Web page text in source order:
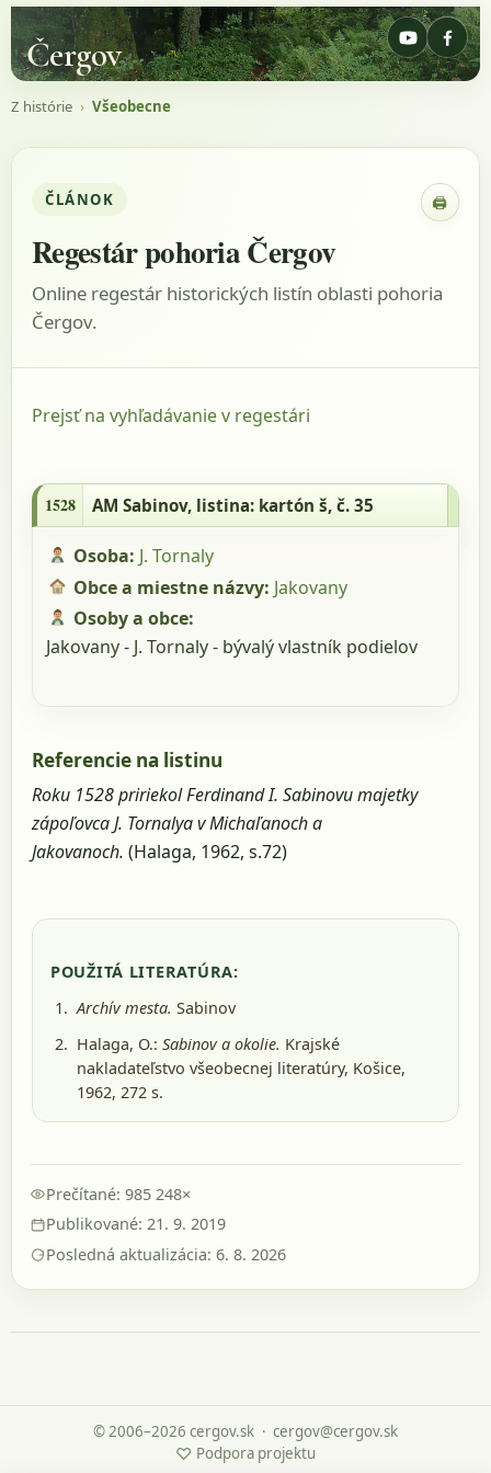
Čergov
Z histórie › Všeobecne
ČLÁNOK 🖨
Regestár pohoria Čergov
Online regestár historických listín oblasti pohoria
Čergov.
Prejsť na vyhľadávanie v regestári
1528 AM Sabinov, listina: kartón š, č. 35
Osoba: J. Tornaly
Obce a miestne názvy: Jakovany
Osoby a obce:
Jakovany - J. Tornaly - bývalý vlastník podielov
Referencie na listinu
Roku 1528 pririekol Ferdinand I. Sabinovu majetky
zápoľovca J. Tornalya v Michaľanoch a
Jakovanoch. (Halaga, 1962, s.72)
POUŽITÁ LITERATÚRA:
Archív mesta. Sabinov
Halaga, O.: Sabinov a okolie. Krajské
nakladateľstvo všeobecnej literatúry, Košice,
1962, 272 s.
Prečítané: 985 248×
Publikované: 21. 9. 2019
Posledná aktualizácia: 6. 8. 2026
© 2006–2026 cergov.sk
♡ Podpora projektu
· cergov@cergov.sk